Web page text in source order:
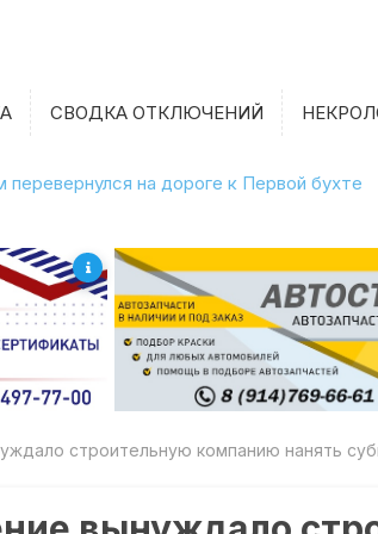
СВОДКА ОТКЛЮЧЕНИЙ
на дороге к Первой бухте
строительную компанию нанять